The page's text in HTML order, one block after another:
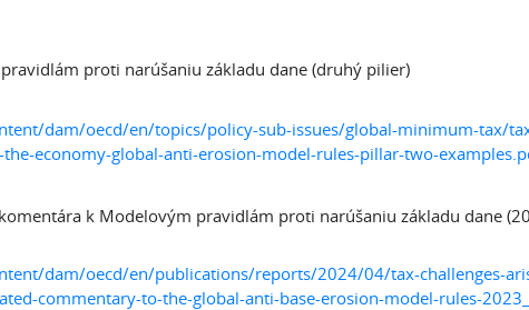
proti narúšaniu základu dane (druhý pilier)
dam/oecd/en/topics/policy-sub-issues/global-minimum-tax/
economy-global-anti-erosion-model-rules-pillar-two-
k Modelovým pravidlám proti narúšaniu základu dane
dam/oecd/en/publications/reports/2024/04/tax-challenges-
commentary-to-the-global-anti-base-erosion-model-rules-